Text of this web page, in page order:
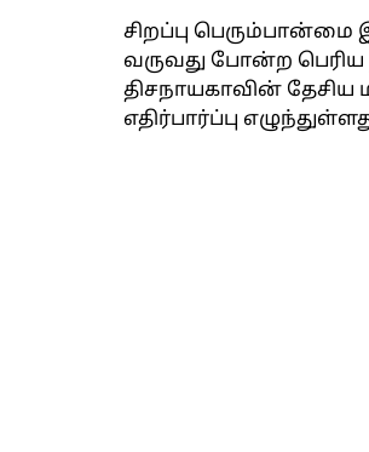
சிறப்பு
வருவது போன்ற
திசநாயகாவின் தேசிய
எதிர்பார்ப்பு